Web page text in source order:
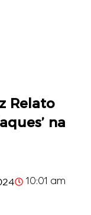
Relato
na
10:01 am